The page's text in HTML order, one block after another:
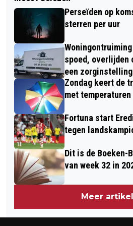
GELEEN EN BORN
SPELD VAN
WETHOUDER
Perseïden op
sterren per uur
spoed, overlijden
een zorginstelling
Zondag keert de
met
Fortuna start
tegen
Dit is de Boeken-
van week 32 in
Meer